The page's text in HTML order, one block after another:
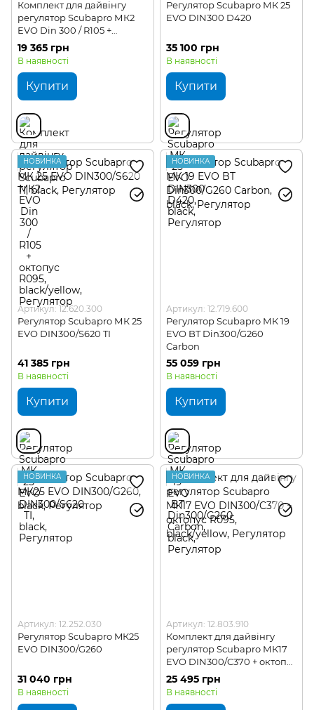
Комплект для дайвінгу
регулятор Scubapro МК2
EVO Din 300 / R105 +
октопус R095
19 365 грн
В наявності
Купити
Регулятор Scubapro МК 25
EVO DIN300 D420
35 100 грн
В наявності
Купити
НОВИНКА
Артикул: 12.620.300
Регулятор Scubapro МК 25
EVO DIN300/S620 TI
41 385 грн
В наявності
Купити
НОВИНКА
Артикул: 12.719.600
Регулятор Scubapro МК 19
EVO BT Din300/G260
Carbon
55 059 грн
В наявності
Купити
НОВИНКА
Артикул: 12.252.030
Регулятор Scubapro MК25
EVO DIN300/G260
31 040 грн
В наявності
НОВИНКА
Артикул: 12.803.910
Комплект для дайвінгу
регулятор Scubapro МК17
EVO DIN300/C370 + октопус
R095
25 495 грн
В наявності